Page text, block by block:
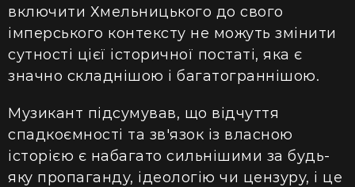
включити Хмельницького до свого
імперського контексту не можуть змінити
сутності цієї історичної постаті, яка є
значно складнішою і багатограннішою.
Музикант підсумував, що відчуття
спадкоємності та зв'язок із власною
історією є набагато сильнішими за будь-
яку пропаганду, ідеологію чи цензуру, і це